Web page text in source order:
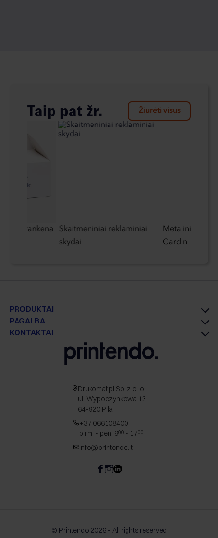
Taip pat žr. Žiūrėti visus
su rankena
Skaitmeniniai reklaminiai
skydai
Metalinis
Cardin
PRODUKTAI
PAGALBA
KONTAKTAI
Drukomat.pl Sp. z o. o.
ul. Wypoczynkowa 13
64-920 Piła
+37 066108400
pirm. - pen. 900 - 1700
info@printendo.lt
© Printendo 2026 – All rights reserved